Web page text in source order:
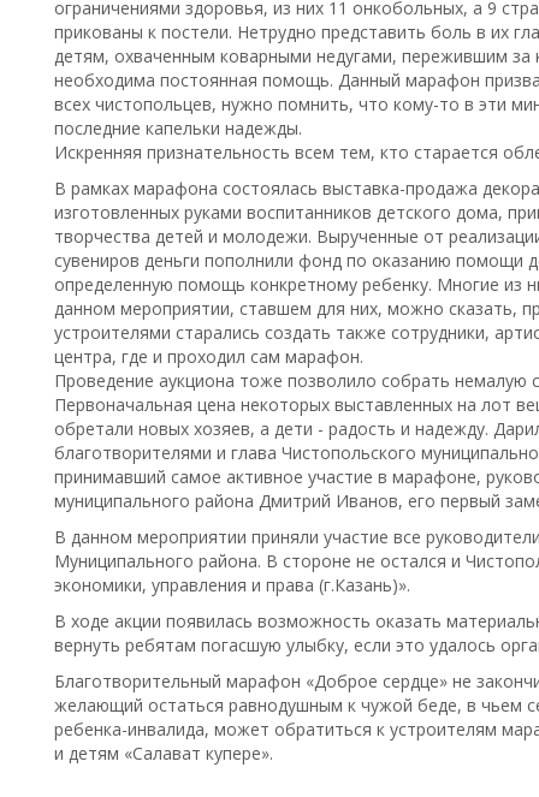
ограничениями здоровья, из них 11 онкобольных, а 9
прикованы к постели. Нетрудно представить боль в их
детям, охваченным коварными недугами, пережившим за
необходима постоянная помощь. Данный марафон
всех чистопольцев, нужно помнить, что кому-то в эти
последние капельки надежды.
Искренняя признательность всем тем, кто старается
В рамках марафона состоялась выставка-продажа
изготовленных руками воспитанников детского дома,
творчества детей и молодежи. Вырученные от
сувениров деньги пополнили фонд по оказанию помощи
определенную помощь конкретному ребенку. Многие из
данном мероприятии, ставшем для них, можно сказать,
устроителями старались создать также сотрудники,
центра, где и проходил сам марафон.
Проведение аукциона тоже позволило собрать немалую
Первоначальная цена некоторых выставленных на лот
обретали новых хозяев, а дети - радость и надежду.
благотворителями и глава Чистопольского
принимавший самое активное участие в марафоне,
муниципального района Дмитрий Иванов, его первый
В данном мероприятии приняли участие все
Муниципального района. В стороне не остался и
экономики, управления и права (г.Казань)».
В ходе акции появилась возможность оказать
вернуть ребятам погасшую улыбку, если это удалось
Благотворительный марафон «Доброе сердце» не
желающий остаться равнодушным к чужой беде, в чьем
ребенка-инвалида, может обратиться к устроителям
и детям «Салават купере».